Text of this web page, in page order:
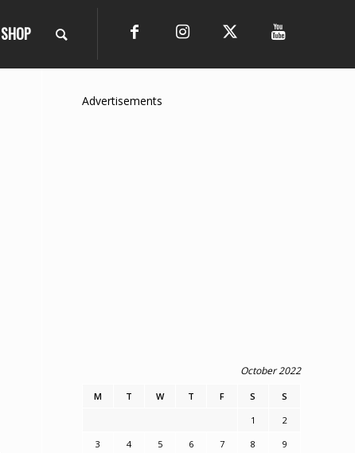
SHOP
Advertisements
October 2022
M T W T F S
S
1
2
3
4 5 6 7 8
9